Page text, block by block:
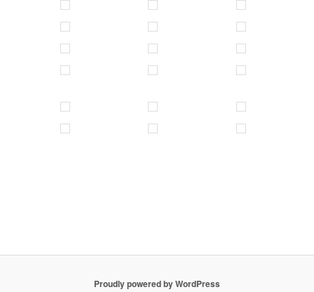
Proudly powered by WordPress